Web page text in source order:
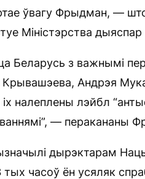
ўвагу Фрыдман, —
Міністэрства дыяспар
Беларусь з важнымі
Андрэя
налеплены лэйбл
— перакананы
дырэктарам
тых часоў ён усяляк